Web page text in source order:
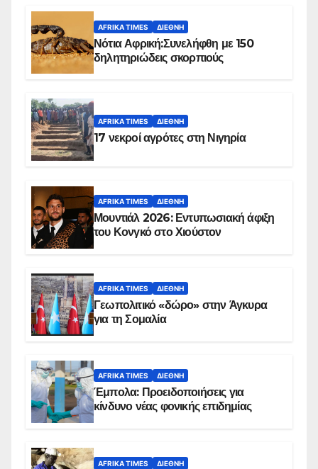
AFRIKA TIMES ΔΙΕΘΝΉ
Νότια Αφρική:Συνελήφθη με 150
δηλητηριώδεις σκορπιούς
AFRIKA TIMES ΔΙΕΘΝΉ
17 νεκροί αγρότες στη Νιγηρία
AFRIKA TIMES ΔΙΕΘΝΉ
Μουντιάλ 2026: Εντυπωσιακή άφιξη
του Κονγκό στο Χιούστον
AFRIKA TIMES ΔΙΕΘΝΉ
Γεωπολιτικό «δώρο» στην Άγκυρα
για τη Σομαλία
AFRIKA TIMES ΔΙΕΘΝΉ
Έμπολα: Προειδοποιήσεις για
κίνδυνο νέας φονικής επιδημίας
AFRIKA TIMES ΔΙΕΘΝΉ